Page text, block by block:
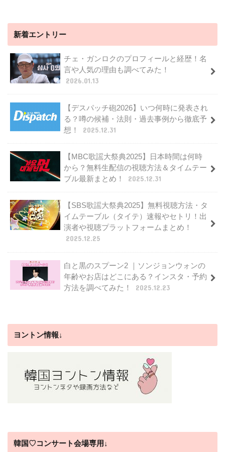
新着エントリー
チェ・ガンロクのプロフィールと経歴！名
言や人気の理由も調べてみた！
2026.01.13
【デスパッチ砲2026】いつ何時に発表され
る？噂の候補・法則・過去事例から徹底予
想！
2025.12.31
【MBC歌謡大祭典2025】日本時間は何時
から？無料生配信の視聴方法＆タイムテー
ブル最新まとめ！
2025.12.31
【SBS歌謡大祭典2025】無料視聴方法・タ
イムテーブル（タイテ）速報やセトリ！出
演者や視聴プラットフォームまとめ！
2025.12.25
白と黒のスプーン2 ｜ソンジョンウォンの
年齢やお店はどこにある？インスタ・予約
方法を調べてみた！
2025.12.23
ヨントン情報↓
韓国♡コンサート会場専用↓